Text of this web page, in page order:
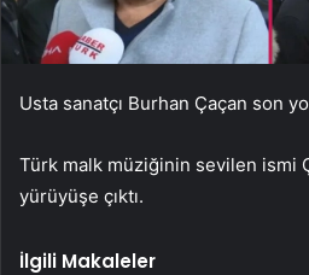
Usta sanatçı Burhan Çaçan son
Türk malk müziğinin sevilen ismi
yürüyüşe çıktı.
İlgili Makaleler